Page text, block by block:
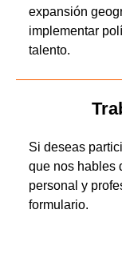
expansión
implementar
talento.
Si deseas
que nos hables
personal y
formulario.